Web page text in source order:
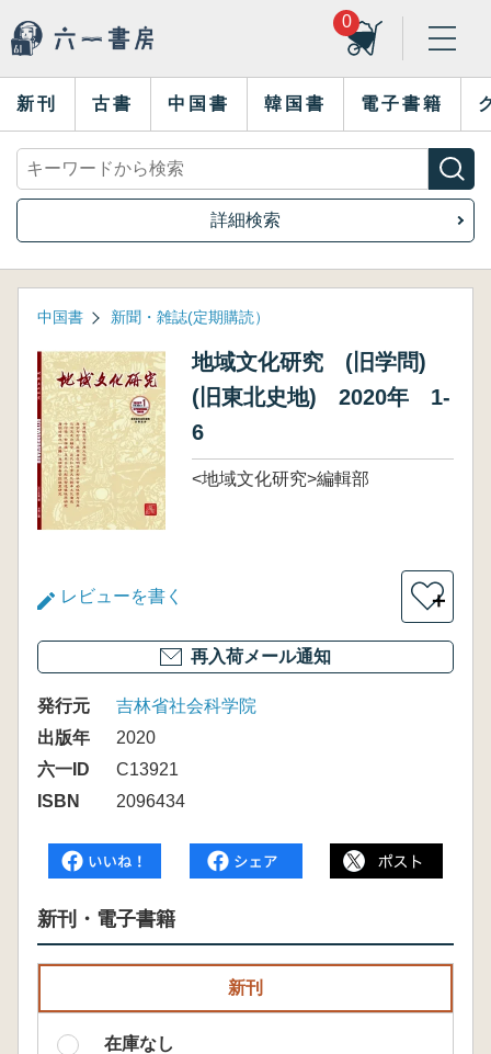
0
新刊 古書 中国書 韓国書 電子書籍
詳細検索
中国書 新聞・雑誌(定期購読）
地域文化研究 (旧学問)
(旧東北史地) 2020年 1-
6
<地域文化研究>編輯部
レビューを書く ＋
再入荷メール通知
発行元
吉林省社会科学院
出版年
2020
六一ID
C13921
ISBN
2096434
新刊・電子書籍
新刊
在庫なし